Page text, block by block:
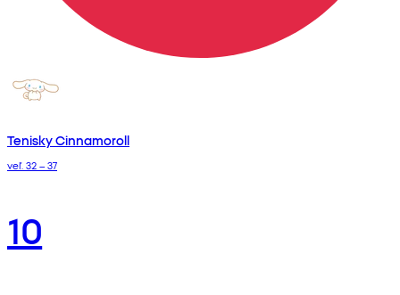
Tenisky Cinnamoroll
veľ. 32 – 37
10